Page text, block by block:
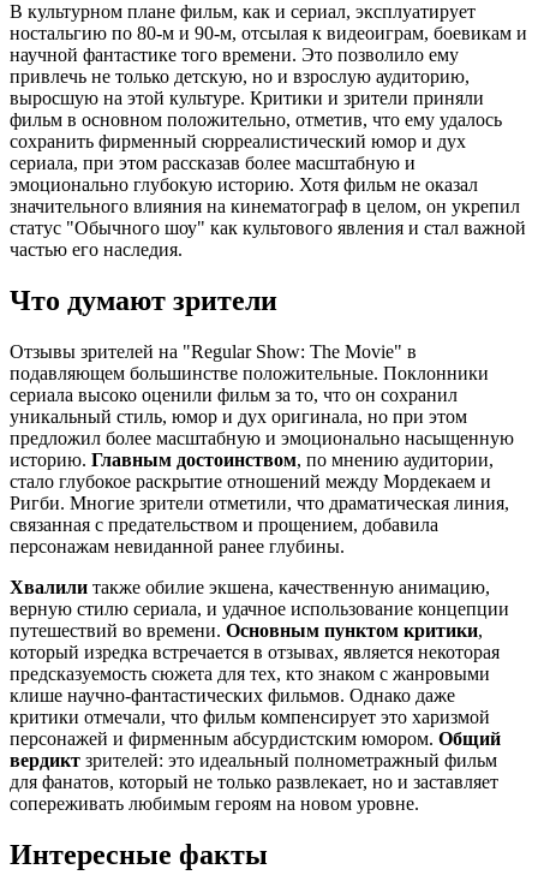
В культурном плане фильм, как и сериал, эксплуатирует
ностальгию по 80-м и 90-м, отсылая к видеоиграм, боевикам и
научной фантастике того времени. Это позволило ему
привлечь не только детскую, но и взрослую аудиторию,
выросшую на этой культуре. Критики и зрители приняли
фильм в основном положительно, отметив, что ему удалось
сохранить фирменный сюрреалистический юмор и дух
сериала, при этом рассказав более масштабную и
эмоционально глубокую историю. Хотя фильм не оказал
значительного влияния на кинематограф в целом, он укрепил
статус "Обычного шоу" как культового явления и стал важной
частью его наследия.
Что думают зрители
Отзывы зрителей на "Regular Show: The Movie" в
подавляющем большинстве положительные. Поклонники
сериала высоко оценили фильм за то, что он сохранил
уникальный стиль, юмор и дух оригинала, но при этом
предложил более масштабную и эмоционально насыщенную
историю. Главным достоинством, по мнению аудитории,
стало глубокое раскрытие отношений между Мордекаем и
Ригби. Многие зрители отметили, что драматическая линия,
связанная с предательством и прощением, добавила
персонажам невиданной ранее глубины.
Хвалили также обилие экшена, качественную анимацию,
верную стилю сериала, и удачное использование концепции
путешествий во времени. Основным пунктом критики,
который изредка встречается в отзывах, является некоторая
предсказуемость сюжета для тех, кто знаком с жанровыми
клише научно-фантастических фильмов. Однако даже
критики отмечали, что фильм компенсирует это харизмой
персонажей и фирменным абсурдистским юмором. Общий
вердикт зрителей: это идеальный полнометражный фильм
для фанатов, который не только развлекает, но и заставляет
сопереживать любимым героям на новом уровне.
Интересные факты